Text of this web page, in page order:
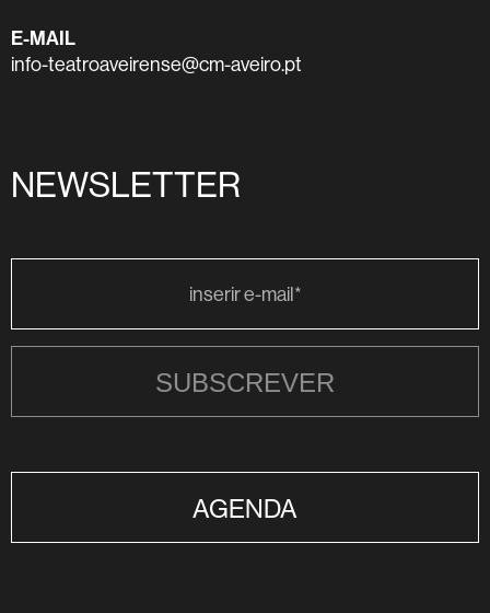
E-MAIL
info-teatroaveirense@cm-aveiro.pt
NEWSLETTER
SUBSCREVER
AGENDA